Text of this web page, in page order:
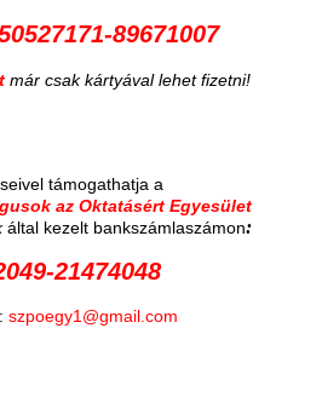
89671007
már csak kártyával lehet fizetni!
támogathatja a
az Oktatásért Egyesület
által kezelt bankszámlaszámon:
21474048
szpoegy1@gmail.com